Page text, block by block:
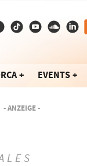
EVENTS
- ANZEIGE -